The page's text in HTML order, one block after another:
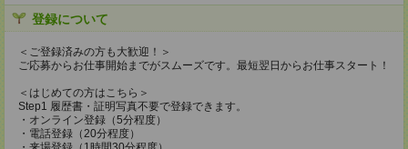
登録について
＜ご登録済みの方も大歓迎！＞
ご応募からお仕事開始までがスムーズです。最短翌日からお仕事スタート！
＜はじめての方はこちら＞
Step1 履歴書・証明写真不要で登録できます。
・オンライン登録（5分程度）
・電話登録（20分程度）